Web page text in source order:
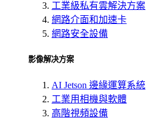
工業級私有雲解決方案
網路介面和加速卡
網路安全設備
影像解决方案
AI Jetson 邊緣運算系統
工業用相機與軟體
高階視頻設備